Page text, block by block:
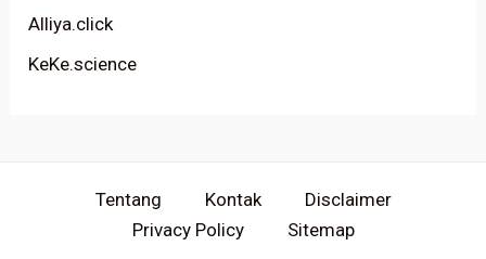
Alliya.click
KeKe.science
Tentang Kontak
Disclaimer
Privacy Policy
Sitemap